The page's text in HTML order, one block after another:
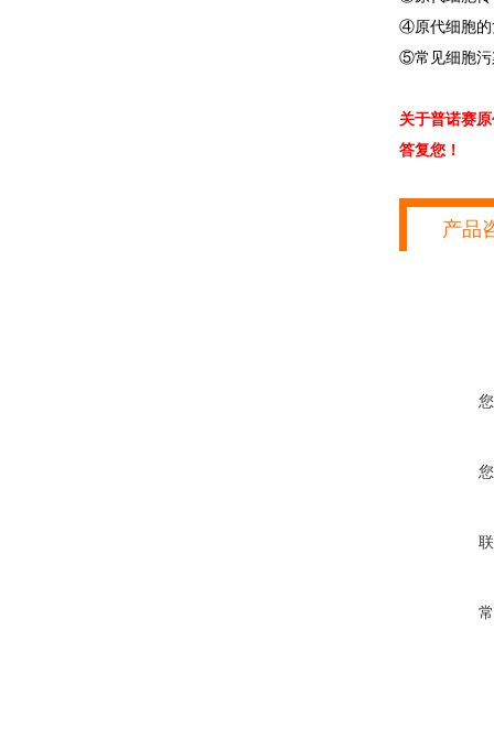
④原代细胞的
⑤常见细胞污
关于普诺赛
答复您！
产品